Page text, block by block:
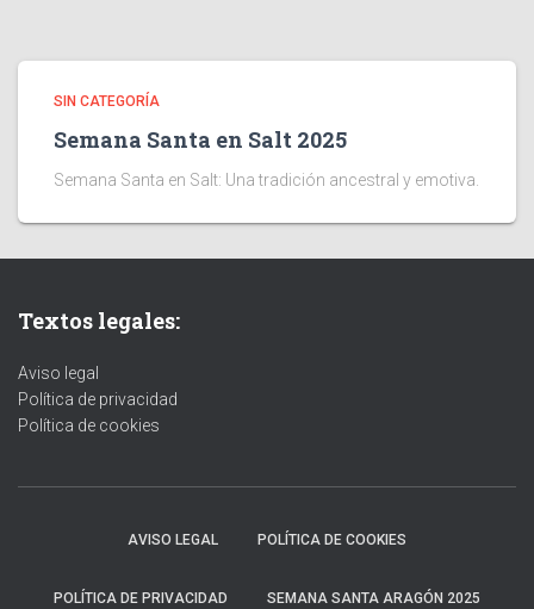
SIN CATEGORÍA
Semana Santa en Salt 2025
Semana Santa en Salt: Una tradición ancestral y emotiva.
Textos legales:
Aviso legal
Política de privacidad
Política de cookies
AVISO LEGAL POLÍTICA DE COOKIES
POLÍTICA DE PRIVACIDAD SEMANA SANTA ARAGÓN 2025